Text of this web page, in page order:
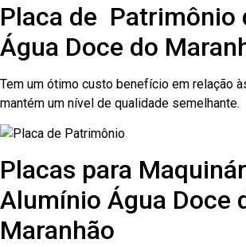
Placa de Patrimônio
Água Doce do
Tem um ótimo custo benefício em relação
mantém um nível de qualidade semelhante.
Placas para
Alumínio Água Doce
Maranhão